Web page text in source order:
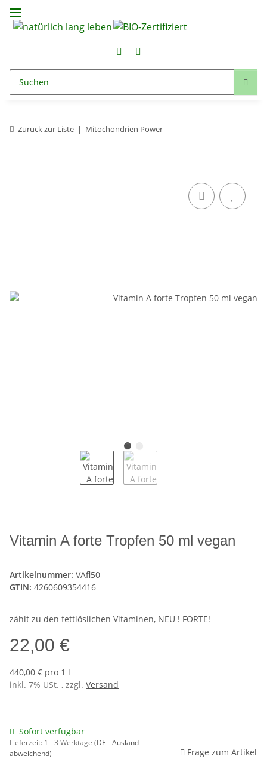
Zurück zur Liste Mitochondrien Power
Vitamin A forte Tropfen 50 ml vegan
Artikelnummer: VAfl50
GTIN: 4260609354416
zählt zu den fettlöslichen Vitaminen, NEU ! FORTE!
22,00 €
440,00 € pro 1 l
inkl. 7% USt. , zzgl. Versand
Sofort verfügbar
Lieferzeit: 1 - 3 Werktage (DE - Ausland
abweichend)
Frage zum Artikel